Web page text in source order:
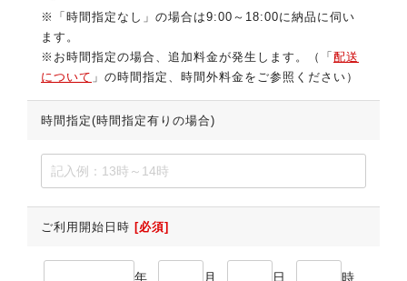
※「時間指定なし」の場合は9:00～18:00に納品に伺い
ます。
※お時間指定の場合、追加料金が発生します。（「 配送
について 」の時間指定、時間外料金をご参照ください）
時間指定(時間指定有りの場合)
ご利用開始日時 [必須]
年 月 日 時